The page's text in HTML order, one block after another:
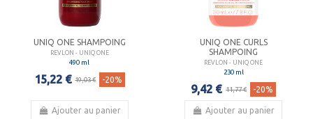
UNIQ ONE SHAMPOING
REVLON - UNIQ ONE
490 ml
15,22 € 19,03 € -20%
Ajouter au panier
UNIQ ONE CURLS
SHAMPOING
REVLON - UNIQ ONE
230 ml
9,42 € 11,77 € -20%
Ajouter au panier